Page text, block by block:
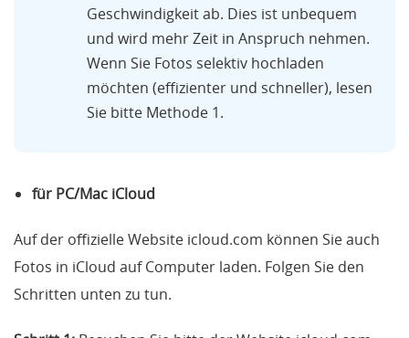
Geschwindigkeit ab. Dies ist unbequem
und wird mehr Zeit in Anspruch nehmen.
Wenn Sie Fotos selektiv hochladen
möchten (effizienter und schneller), lesen
Sie bitte Methode 1.
für PC/Mac iCloud
Auf der offizielle Website icloud.com können Sie auch
Fotos in iCloud auf Computer laden. Folgen Sie den
Schritten unten zu tun.